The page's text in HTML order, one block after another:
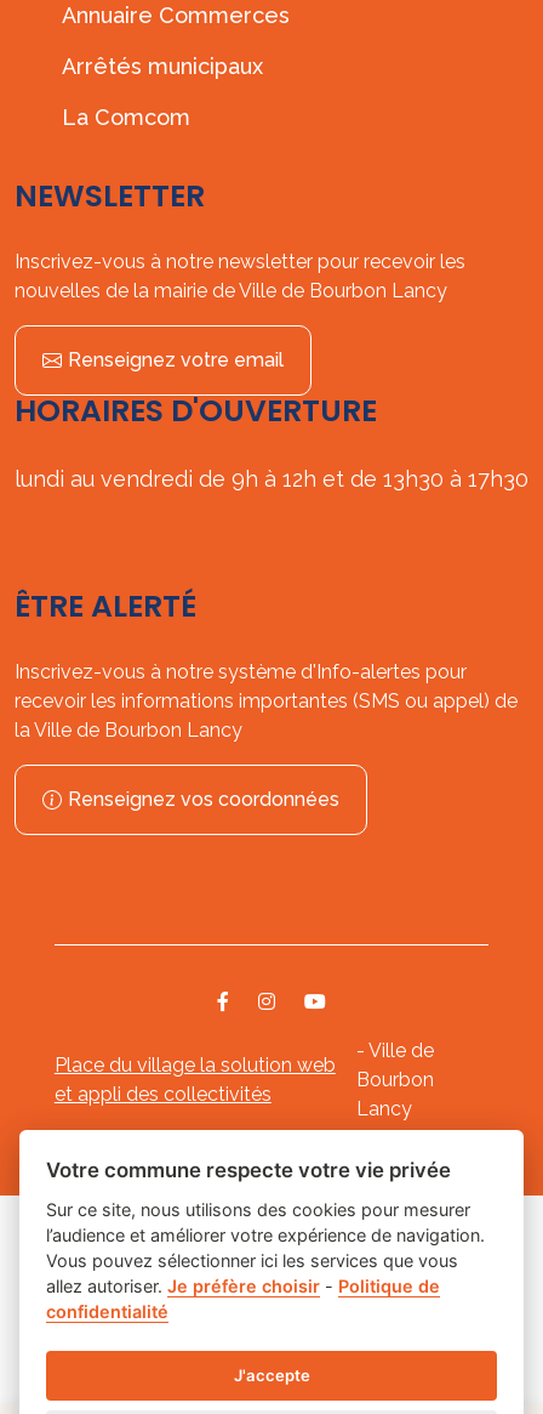
Annuaire Commerces
Arrêtés municipaux
La Comcom
NEWSLETTER
Inscrivez-vous à notre newsletter pour recevoir les
nouvelles de la mairie de Ville de Bourbon Lancy
Renseignez votre email
HORAIRES D'OUVERTURE
lundi au vendredi de 9h à 12h et de 13h30 à 17h30
ÊTRE ALERTÉ
Inscrivez-vous à notre système d'Info-alertes pour
recevoir les informations importantes (SMS ou appel) de
la Ville de Bourbon Lancy
Renseignez vos coordonnées
Place du village la solution web
et appli des collectivités
- Ville de
Bourbon
Lancy
Mentions légales-- Gestion des cookies
Les labels
Votre commune respecte votre vie privée
Sur ce site, nous utilisons des cookies pour mesurer
l’audience et améliorer votre expérience de navigation.
Vous pouvez sélectionner ici les services que vous
allez autoriser.Je préfère choisir - Politique de
confidentialité
J'accepte